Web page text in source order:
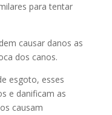
para tentar
causar danos as
dos canos.
esgoto, esses
e danificam as
causam